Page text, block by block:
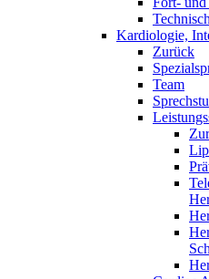
Kardiologie,
Zurück
Team